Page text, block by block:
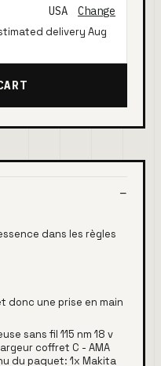
USA Change
delivery Aug
dans les règles
donc une prise en main
sans fil 115 nm 18 v
coffret C - AMA
du paquet: 1x Makita